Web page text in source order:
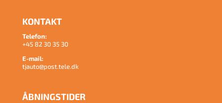
KONTAKT
Telefon:
+45 82 30 35 30
E-mail:
tjauto@post.tele.dk
ÅBNINGSTIDER